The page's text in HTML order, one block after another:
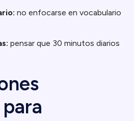
no enfocarse en vocabulario
pensar que 30 minutos diarios